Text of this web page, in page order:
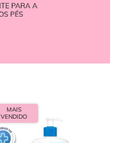
MAIS
VENDIDO